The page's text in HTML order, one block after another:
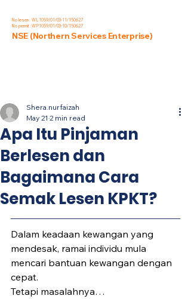
No lesen : WL1059/01/03-11/150627
No permit :WP1059/01/03-10/150627
NSE (Northern Services Enterprise)
Apa Itu Pinjaman
Berlesen dan
Bagaimana Cara
Semak Lesen KPKT?
Shera.nurfaizah
May 21 2 min read
Dalam keadaan kewangan yang
mendesak, ramai individu mula
mencari bantuan kewangan dengan
cepat.
Tetapi masalahnya…